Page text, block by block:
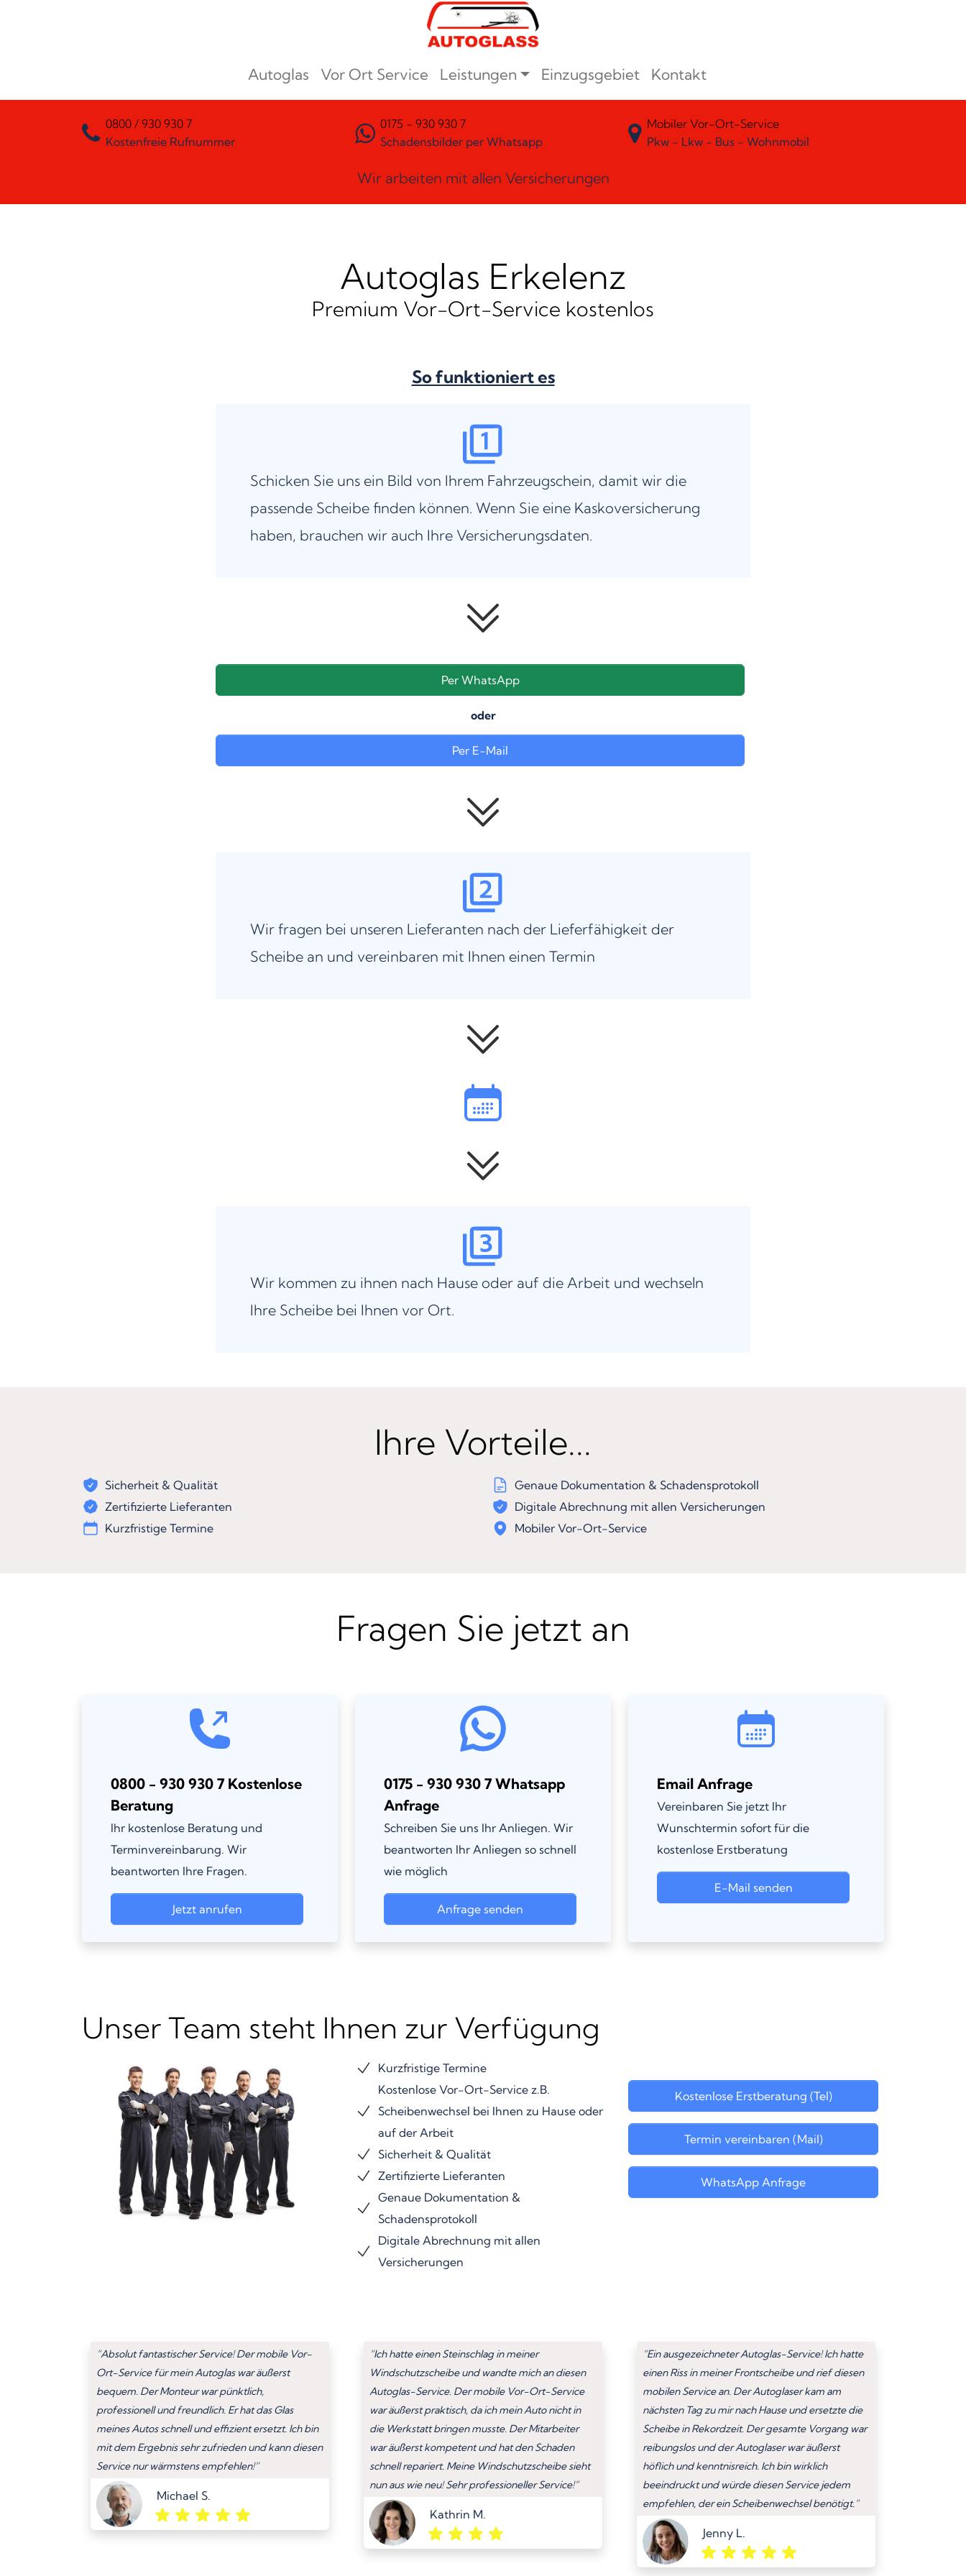
Autoglas Vor Ort Service Leistungen Einzugsgebiet Kontakt
0800 / 930 930 7
Kostenfreie Rufnummer
0175 - 930 930 7
Schadensbilder per Whatsapp
Mobiler Vor-Ort-Service
Pkw - Lkw - Bus - Wohnmobil
Wir arbeiten mit allen Versicherungen
Autoglas Erkelenz
Premium Vor-Ort-Service kostenlos
So funktioniert es
Schicken Sie uns ein Bild von Ihrem Fahrzeugschein, damit wir die
passende Scheibe finden können. Wenn Sie eine Kaskoversicherung
haben, brauchen wir auch Ihre Versicherungsdaten.
Per WhatsApp
oder
Per E-Mail
Wir fragen bei unseren Lieferanten nach der Lieferfähigkeit der
Scheibe an und vereinbaren mit Ihnen einen Termin
Wir kommen zu ihnen nach Hause oder auf die Arbeit und wechseln
Ihre Scheibe bei Ihnen vor Ort.
Ihre Vorteile...
Sicherheit & Qualität
Zertifizierte Lieferanten
Kurzfristige Termine
Genaue Dokumentation & Schadensprotokoll
Digitale Abrechnung mit allen Versicherungen
Mobiler Vor-Ort-Service
Fragen Sie jetzt an
0800 - 930 930 7 Kostenlose
Beratung
Ihr kostenlose Beratung und
Terminvereinbarung. Wir
beantworten Ihre Fragen.
Jetzt anrufen
0175 - 930 930 7 Whatsapp
Anfrage
Schreiben Sie uns Ihr Anliegen. Wir
beantworten Ihr Anliegen so schnell
wie möglich
Anfrage senden
Email Anfrage
Vereinbaren Sie jetzt Ihr
Wunschtermin sofort für die
kostenlose Erstberatung
E-Mail senden
Unser Team steht Ihnen zur Verfügung
Kurzfristige Termine
Kostenlose Vor-Ort-Service z.B.
Scheibenwechsel bei Ihnen zu Hause oder
auf der Arbeit
Sicherheit & Qualität
Zertifizierte Lieferanten
Genaue Dokumentation &
Schadensprotokoll
Digitale Abrechnung mit allen
Versicherungen
Kostenlose Erstberatung (Tel)
Termin vereinbaren (Mail)
WhatsApp Anfrage
“Absolut fantastischer Service! Der mobile Vor-
Ort-Service für mein Autoglas war äußerst
bequem. Der Monteur war pünktlich,
professionell und freundlich. Er hat das Glas
meines Autos schnell und effizient ersetzt. Ich bin
mit dem Ergebnis sehr zufrieden und kann diesen
Service nur wärmstens empfehlen!”
Michael S.
“Ich hatte einen Steinschlag in meiner
Windschutzscheibe und wandte mich an diesen
Autoglas-Service. Der mobile Vor-Ort-Service
war äußerst praktisch, da ich mein Auto nicht in
die Werkstatt bringen musste. Der Mitarbeiter
war äußerst kompetent und hat den Schaden
schnell repariert. Meine Windschutzscheibe sieht
nun aus wie neu! Sehr professioneller Service!”
Kathrin M.
“Ein ausgezeichneter Autoglas-Service! Ich hatte
einen Riss in meiner Frontscheibe und rief diesen
mobilen Service an. Der Autoglaser kam am
nächsten Tag zu mir nach Hause und ersetzte die
Scheibe in Rekordzeit. Der gesamte Vorgang war
reibungslos und der Autoglaser war äußerst
höflich und kenntnisreich. Ich bin wirklich
beeindruckt und würde diesen Service jedem
empfehlen, der ein Scheibenwechsel benötigt.”
Jenny L.